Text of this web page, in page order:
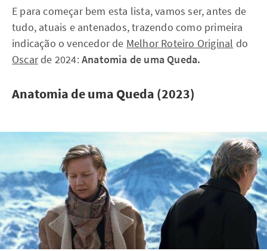
E para começar bem esta lista, vamos ser, antes de
tudo, atuais e antenados, trazendo como primeira
indicação o vencedor de Melhor Roteiro Original do
Oscarde 2024:Anatomia de uma Queda.
Anatomia de uma Queda (2023)